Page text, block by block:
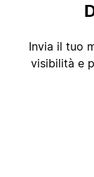
Invia il tuo
visibilità e